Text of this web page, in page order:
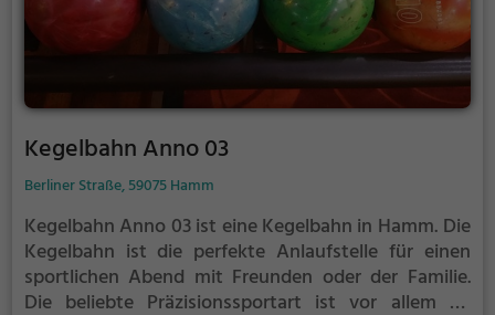
Kegelbahn Anno 03
Berliner Straße, 59075 Hamm
Kegelbahn Anno 03 ist eine Kegelbahn in Hamm. Die
Kegelbahn ist die perfekte Anlaufstelle für einen
sportlichen Abend mit Freunden oder der Familie.
Die beliebte Präzisionssportart ist vor allem an